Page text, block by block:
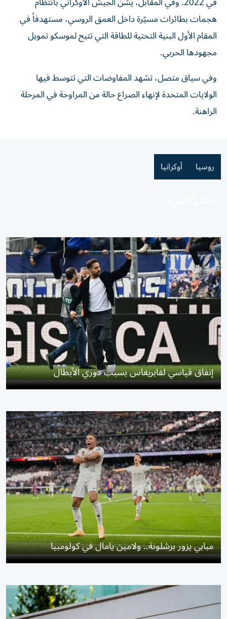
هجمات بطائرات مسيّرة داخل العمق الروسي، مستهدفاً في
المقام الأول البنية التحتية للطاقة التي تتيح لموسكو تمويل
مجهودها الحربي.
وفي سياق متصل، تشهد المفاوضات التي تتوسط فيها
الولايات المتحدة لإنهاء الصراع حالة من المراوحة في المرحلة
الراهنة.
روسيا أوكرانيا
إنفاق قياسي لفابريغاس بسبب دوري الأبطال
مبابي يزور برشلونة.. ولامين يامال في كولومبيا